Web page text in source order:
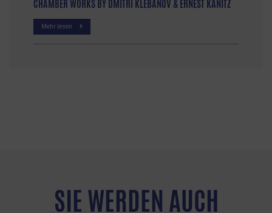
CHAMBER WORKS BY DMITRI KLEBANOV & ERNEST KANITZ
Mehr lesen
SIE WERDEN AUCH